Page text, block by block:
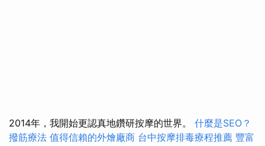
2014年，我開始更認真地鑽研按摩的世界。 什麼是SEO？
撥筋療法 值得信賴的外燴廠商 台中按摩排毒療程推薦 豐富